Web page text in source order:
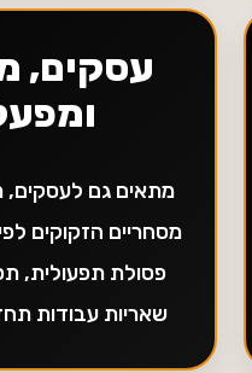
עסקים,
מתאים גם לעסקים,
מסחריים הזקוקים
פסולת תפעולית,
שאריות עבודות